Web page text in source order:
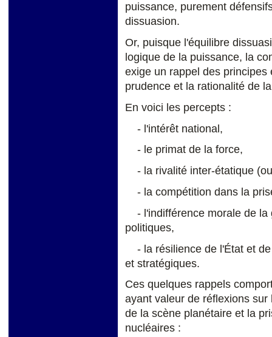
puissance, purement
dissuasion.
Or, puisque l'équilibre
logique de la puissance, la
exige un rappel des
prudence et la rationalité de
En voici les percepts :
- l'intérêt national,
- le primat de la force,
- la rivalité inter-étatique
- la compétition dans la
- l'indifférence morale de la
politiques,
- la résilience de l'État et
et stratégiques.
Ces quelques rappels
ayant valeur de réflexions
de la scène planétaire et la
nucléaires :